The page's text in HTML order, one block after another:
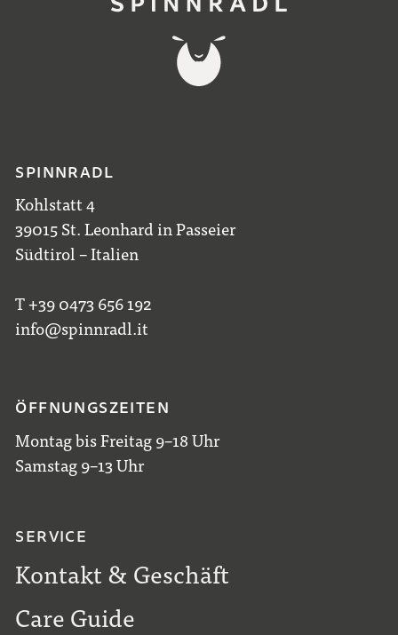
SPINNRADL
Kohlstatt 4
39015 St. Leonhard in Passeier
Südtirol – Italien
T +39 0473 656 192
info@spinnradl.it
ÖFFNUNGSZEITEN
Montag bis Freitag 9–18 Uhr
Samstag 9–13 Uhr
SERVICE
Kontakt & Geschäft
Care Guide